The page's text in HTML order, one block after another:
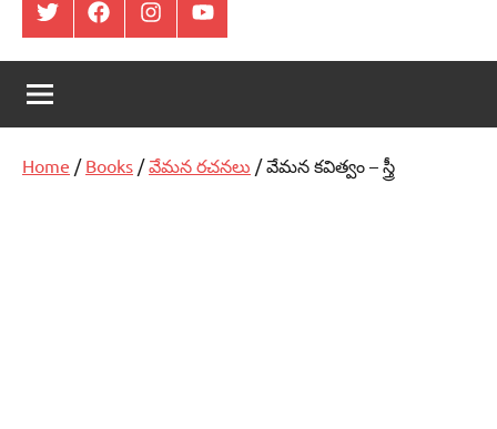
ట్విట్టర్
ఫేస్
బుక్
ఇంస్టాగ్రామ్యూట్యూబ్
Home / Books /వేమన రచనలు / వేమన కవిత్వం – స్త్రీ